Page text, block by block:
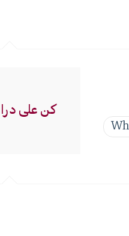
كن على